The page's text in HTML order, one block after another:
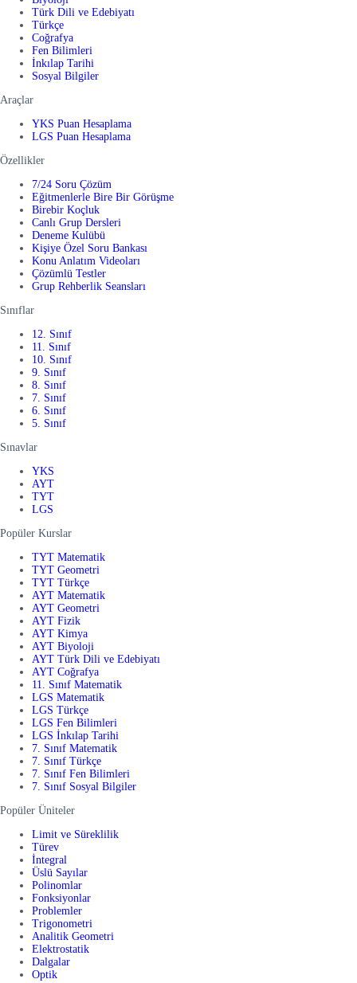
Türk Dili ve Edebiyatı
Türkçe
Coğrafya
Fen Bilimleri
İnkılap Tarihi
Sosyal Bilgiler
Araçlar
YKS Puan Hesaplama
LGS Puan Hesaplama
Özellikler
7/24 Soru Çözüm
Eğitmenlerle Bire Bir Görüşme
Birebir Koçluk
Canlı Grup Dersleri
Deneme Kulübü
Kişiye Özel Soru Bankası
Konu Anlatım Videoları
Çözümlü Testler
Grup Rehberlik Seansları
Sınıflar
12. Sınıf
11. Sınıf
10. Sınıf
9. Sınıf
8. Sınıf
7. Sınıf
6. Sınıf
5. Sınıf
Sınavlar
YKS
AYT
TYT
LGS
Popüler Kurslar
TYT Matematik
TYT Geometri
TYT Türkçe
AYT Matematik
AYT Geometri
AYT Fizik
AYT Kimya
AYT Biyoloji
AYT Türk Dili ve Edebiyatı
AYT Coğrafya
11. Sınıf Matematik
LGS Matematik
LGS Türkçe
LGS Fen Bilimleri
LGS İnkılap Tarihi
7. Sınıf Matematik
7. Sınıf Türkçe
7. Sınıf Fen Bilimleri
7. Sınıf Sosyal Bilgiler
Popüler Üniteler
Limit ve Süreklilik
Türev
İntegral
Üslü Sayılar
Polinomlar
Fonksiyonlar
Problemler
Trigonometri
Analitik Geometri
Elektrostatik
Dalgalar
Optik